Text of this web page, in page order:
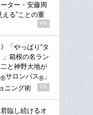
ター・安藤周
える”ことの重
PR
「やっぱり“タ
」箱根の名ラン
と神野大地が
®サロンパス® 」
ニング術
PR
臨し続けるオ